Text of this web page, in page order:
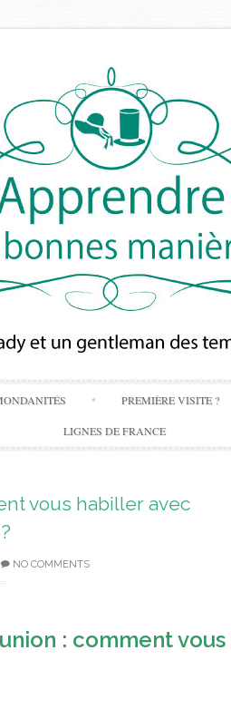
Skip
to
content
PREMIÈRE VISITE ?
LIGNES DE FRANCE
vous habiller avec
NO COMMENTS
: comment vous